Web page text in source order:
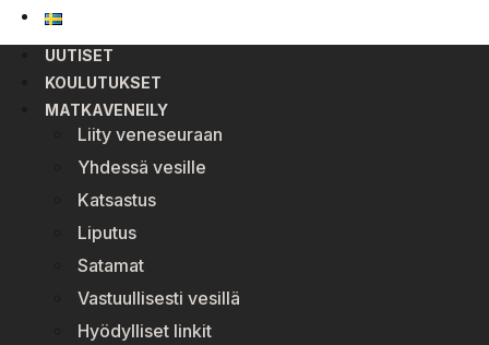
UUTISET
KOULUTUKSET
MATKAVENEILY
Liity veneseuraan
Yhdessä vesille
Katsastus
Liputus
Satamat
Vastuullisesti vesillä
Hyödylliset linkit